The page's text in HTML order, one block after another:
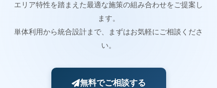
エリア特性を踏まえた最適な施策の組み合わせをご提案し
ます。
単体利用から統合設計まで、まずはお気軽にご相談くださ
い。
無料でご相談する